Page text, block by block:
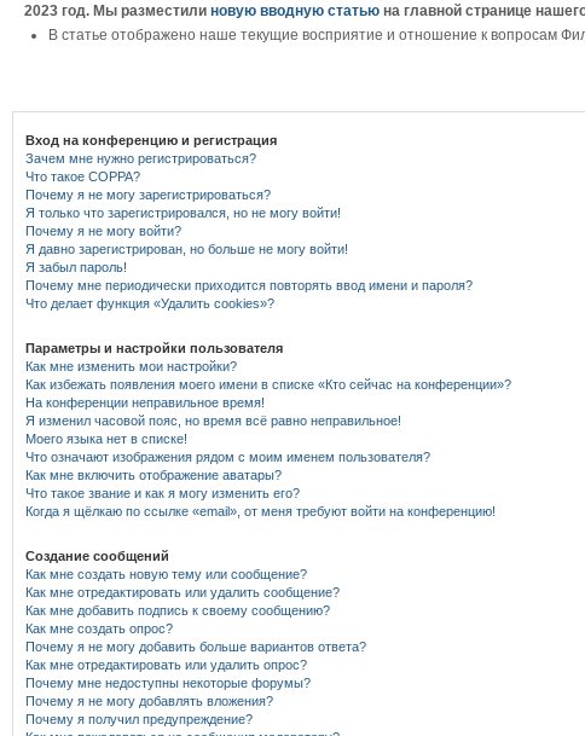
2023 год. Мы разместили новую вводную статью на главной странице
В статье отображено наше текущие восприятие и отношение к вопросам
Вход на конференцию и регистрация
Зачем мне нужно регистрироваться?
Что такое COPPA?
Почему я не могу зарегистрироваться?
Я только что зарегистрировался, но не могу войти!
Почему я не могу войти?
Я давно зарегистрирован, но больше не могу войти!
Я забыл пароль!
Почему мне периодически приходится повторять ввод имени и пароля?
Что делает функция «Удалить cookies»?
Параметры и настройки пользователя
Как мне изменить мои настройки?
Как избежать появления моего имени в списке «Кто сейчас на конференции»?
На конференции неправильное время!
Я изменил часовой пояс, но время всё равно неправильное!
Моего языка нет в списке!
Что означают изображения рядом с моим именем пользователя?
Как мне включить отображение аватары?
Что такое звание и как я могу изменить его?
Когда я щёлкаю по ссылке «email», от меня требуют войти на конференцию!
Создание сообщений
Как мне создать новую тему или сообщение?
Как мне отредактировать или удалить сообщение?
Как мне добавить подпись к своему сообщению?
Как мне создать опрос?
Почему я не могу добавить больше вариантов ответа?
Как мне отредактировать или удалить опрос?
Почему мне недоступны некоторые форумы?
Почему я не могу добавлять вложения?
Почему я получил предупреждение?